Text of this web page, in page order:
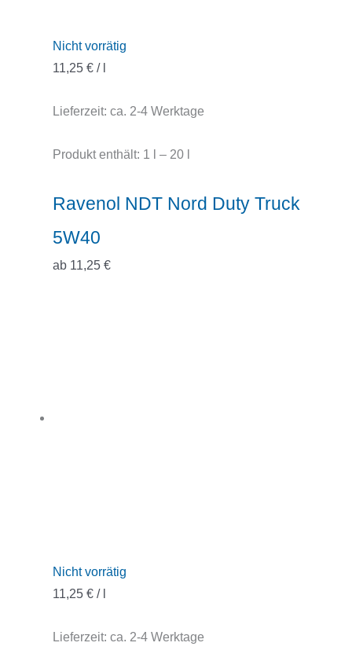
Nicht vorrätig
11,25 €/
Lieferzeit: ca. 2-4 Werktage
Produkt enthält: 1 – 20
Ravenol NDT Nord Duty Truck
5W40
ab 11,25 €
Nicht vorrätig
11,25 €/
Lieferzeit: ca. 2-4 Werktage